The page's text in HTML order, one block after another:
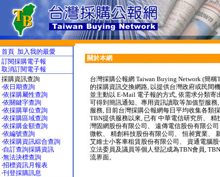
首頁 加入我的最愛
訂閱採購電子報
取消訂閱電子報
採購資訊查詢
‧依日期查詢
‧依採購屬性查詢
‧依關鍵字查詢
‧依採購單位查詢
‧依採購區域查詢
‧依採購金額查詢
‧依編號查詢
‧依採購資訊綜合查詢
‧自訂查詢採購資訊
‧無法決標查詢
‧招標資訊月報表
‧刊登採購訊息
關於本網
台灣採購公報網 Taiwan Buying Network (簡
的採購資訊交換網路, 以提供台灣政府或民間
並主動以 E-Mail 電子報的方式, 依需求分類
可得到簡訊通知、專用資訊讀取等加值型服
服務, 目前台灣採購公報網每日平均收集各類
TBN提供服務以來, 已有 中華電信研究所、
灣固網股份有限公司、 遠傳電信股份有限公
微軟、 精創科技股份有限公司、 恒昶實業、
艾維士小客車租賃股份有限公司、 資通電腦
立法委員及議員等個人登記成為TBN會員,
流界面。